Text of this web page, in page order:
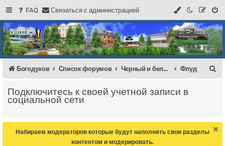
FAQ Связаться с администрацией
Регистрация
Форум Богодухова
Богодухов
Богодухов Список форумов Черный и белый список Богоодухов + Флуд Флуд
к
Подключитесь к своей учетной записи в
социальной сети
Набираем модераторов которые будут наполнять свои разделы
контентом и модерировать.